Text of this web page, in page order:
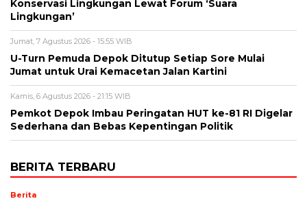
Konservasi Lingkungan Lewat Forum ‘Suara
Lingkungan’
Jumat, 7 Agustus 2026 - 15:55 WIB
U-Turn Pemuda Depok Ditutup Setiap Sore Mulai
Jumat untuk Urai Kemacetan Jalan Kartini
Kamis, 6 Agustus 2026 - 21:15 WIB
Pemkot Depok Imbau Peringatan HUT ke-81 RI Digelar
Sederhana dan Bebas Kepentingan Politik
BERITA TERBARU
Berita